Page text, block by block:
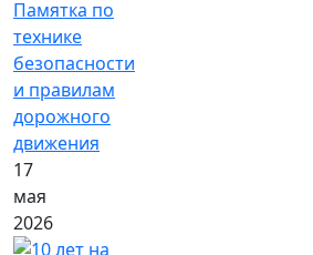
Памятка по
технике
безопасности
и правилам
дорожного
движения
17
мая
2026